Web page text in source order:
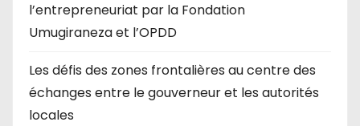
l’entrepreneuriat par la Fondation
Umugiraneza et l’OPDD
Les défis des zones frontalières au centre des
échanges entre le gouverneur et les autorités
locales